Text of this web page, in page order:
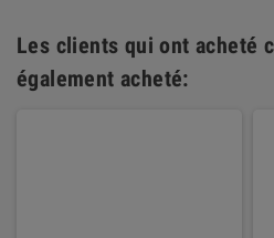
Les clients qui ont acheté
également acheté: